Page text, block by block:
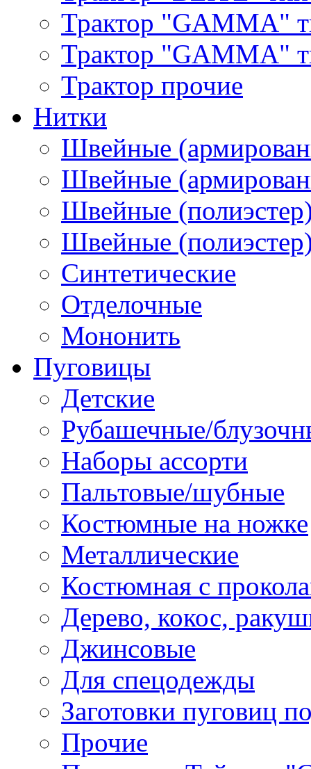
Трактор "GAMMA"
Трактор "GAMMA"
Трактор прочие
Нитки
Швейные
Швейные
Швейные
Швейные
Синтетические
Отделочные
Мононить
Пуговицы
Детские
Рубашечные/
Наборы ассорти
Пальтовые/шубные
Костюмные на ножке
Металлические
Костюмная с
Дерево, кокос,
Джинсовые
Для спецодежды
Заготовки пуговиц
Прочие